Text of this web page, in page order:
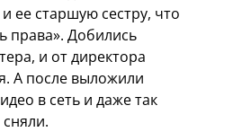
ее старшую сестру, что
права». Добились
и от директора
А после выложили
в сеть и даже так